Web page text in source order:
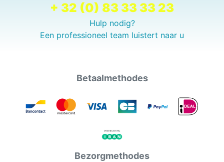
+ 32 (0) 83 33 33 23
Hulp nodig?
Een professioneel team luistert naar u
Betaalmethodes
Bezorgmethodes